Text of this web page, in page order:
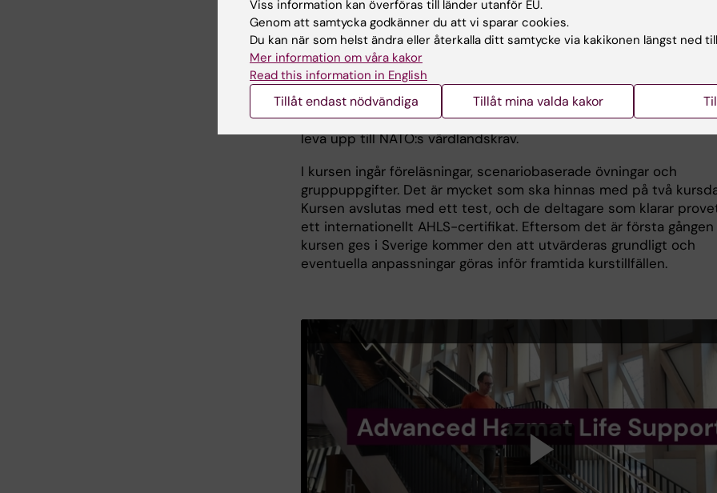
Lisa Stokseth från Region Blekinge håller med. Hon arbetar till
vardags som beredskapsöverläkare och medicinskt
läkare på akutkliniken.
– Jag tycker det är en väldigt givande kurs, som är relevant för
arbete, inte minst i att öka sjukvårdens generella beredskap
leva upp till NATO:s värdlandskrav.
I kursen ingår föreläsningar, scenariobaserade övningar och
gruppuppgifter. Det är mycket som ska hinnas med på två
Kursen avslutas med ett test, och de deltagare som klarar
ett internationellt AHLS-certifikat. Eftersom det är första gången
kursen ges i Sverige kommer den att utvärderas grundligt och
eventuella anpassningar göras inför framtida kurstillfällen.
Viss information kan överföras till länder utanför EU.
Genom att samtycka godkänner du att vi sparar cookies.
Du kan när som helst ändra eller återkalla ditt samtycke via kakikonen längst ned
Mer information om våra kakor
Read this information in English
Tillåt endast nödvändiga Tillåt mina valda kakor